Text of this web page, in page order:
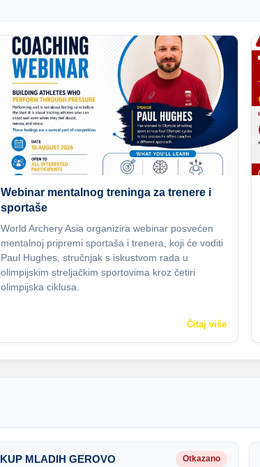
Webinar mentalnog treninga za trenere i
sportaše
World Archery Asia organizira webinar posvećen
mentalnoj pripremi sportaša i trenera, koji će voditi
Paul Hughes, stručnjak s iskustvom rada u
olimpijskim streljačkim sportovima kroz četiri
olimpijska ciklusa.
Čitaj više
KUP MLADIH GEROVO Otkazano